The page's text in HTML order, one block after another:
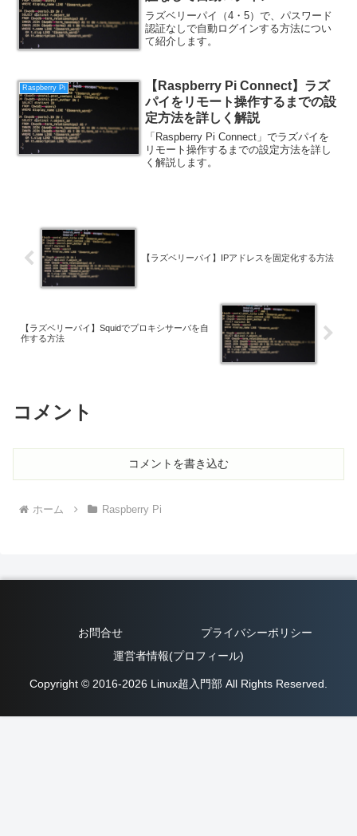
ラズベリーパイ（4・5）で、パスワード
認証なしで自動ログインする方法につい
て紹介します。
Raspberry Pi
【Raspberry Pi Connect】ラズ
パイをリモート操作するまでの設
定方法を詳しく解説
「Raspberry Pi Connect」でラズパイを
リモート操作するまでの設定方法を詳し
く解説します。
【ラズベリーパイ】IPアドレスを固定化する方法
【ラズベリーパイ】Squidでプロキシサーバを自
作する方法
コメント
コメントを書き込む
ホーム Raspberry Pi
お問合せ
プライバシーポリシー
運営者情報(プロフィール)
Copyright © 2016-2026 Linux超入門部 All Rights Reserved.